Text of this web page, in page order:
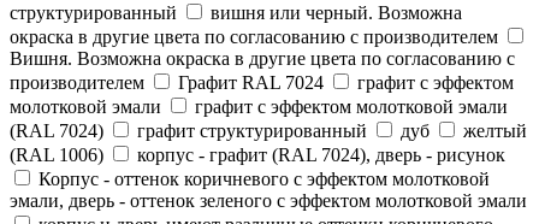
структурированный
вишня или черный. Возможна
окраска в другие цвета по согласованию с производителем
Вишня. Возможна окраска в другие цвета по согласованию с
производителем
Графит RAL 7024
графит с эффектом
молотковой эмали
графит с эффектом молотковой эмали
(RAL 7024)
графит структурированный дуб
желтый
(RAL 1006)
корпус - графит (RAL 7024), дверь - рисунок
Корпус - оттенок коричневого с эффектом молотковой
эмали, дверь - оттенок зеленого с эффектом молотковой эмали